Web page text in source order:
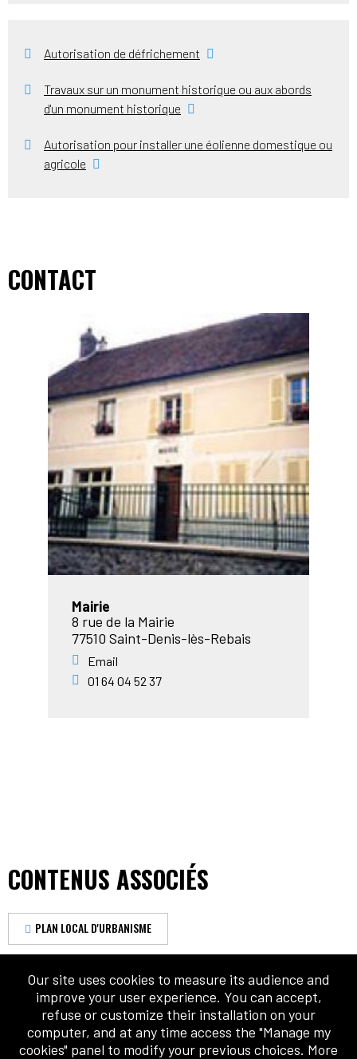
Autorisation de défrichement
Travaux sur un monument historique ou aux abords
d'un monument historique
Autorisation pour installer une éolienne domestique ou
agricole
CONTACT
Mairie
8 rue de la Mairie
77510 Saint-Denis-lès-Rebais
Email
01 64 04 52 37
CONTENUS ASSOCIÉS
PLAN LOCAL D'URBANISME
Our site uses cookies to measure its audience and
improve your user experience. You can accept,
refuse or customize their installation on your
computer, and at any time access the "Manage my
cookies" panel to modify your previous choices. More